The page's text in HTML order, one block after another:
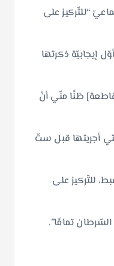
“للتّركيز على
إيجابيّة ذكرتها
ظنًا منّي أنّ
أجريتها قبل ستّ
للتّركيز على
تمامًا”.